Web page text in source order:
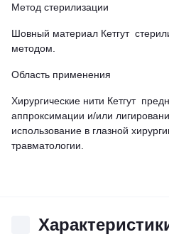
Метод стерилизации
Шовный материал Кетгут
методом.
Область применения
Хирургические нити Кетгут
аппроксимации и/или
использование в глазной
травматологии.